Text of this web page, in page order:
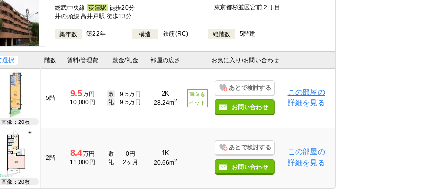
総武中央線 荻窪駅 徒歩20分
井の頭線 高井戸駅 徒歩13分
東京都杉並区宮前２丁目
築年数 築22年 構造 鉄筋(RC) 総階数 5階建
選択 階数 賃料/管理費 敷金/礼金 部屋の広さ お気に入り /お問い合わせ
画像：20枚
5階 9.5万円
10,000円
敷
9.5万円
礼
9.5万円
2K
28.24m2
南向き
ペット
あとで検討する
お問い合わせ
この部屋の
詳細を見る
画像：20枚
2階 8.4万円
11,000円
敷
0円
礼
2ヶ月
1K
20.66m2
あとで検討する
お問い合わせ
この部屋の
詳細を見る